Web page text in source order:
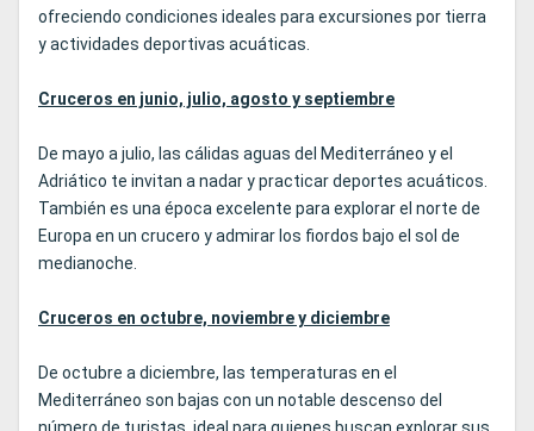
ofreciendo condiciones ideales para excursiones por tierra
y actividades deportivas acuáticas.
Cruceros en junio, julio, agosto y septiembre
De mayo a julio, las cálidas aguas del Mediterráneo y el
Adriático te invitan a nadar y practicar deportes acuáticos.
También es una época excelente para explorar el norte de
Europa en un crucero y admirar los fiordos bajo el sol de
medianoche.
Cruceros en octubre, noviembre y diciembre
De octubre a diciembre, las temperaturas en el
Mediterráneo son bajas con un notable descenso del
número de turistas, ideal para quienes buscan explorar sus